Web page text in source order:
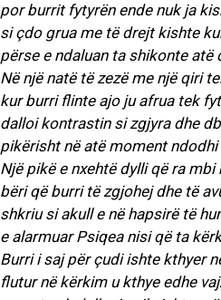
por burrit fytyrën ende nuk ja
si çdo grua me të drejt kishte
përse e ndaluan ta shikonte atë
Në një natë të zezë me një qiri
kur burri flinte ajo ju afrua tek
dalloi kontrastin si zgjyra dhe
pikërisht në atë moment ndodhi
Një pikë e nxehtë dylli që ra mbi
bëri që burri të zgjohej dhe të
shkriu si akull e në hapsirë të
e alarmuar Psiqea nisi që ta
Burri i saj për çudi ishte kthyer
flutur në kërkim u kthye edhe